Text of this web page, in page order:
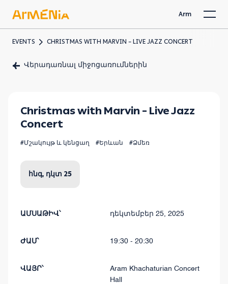
Arm
EVENTS CHRISTMAS WITH MARVIN – LIVE JAZZ CONCERT
Վերադառնալ միջոցառումներին
Christmas with Marvin – Live Jazz
Concert
#Մշակույթ և կենցաղ #Երևան #Ձմեռ
հնգ, դկտ 25
ԱՄՍԱԹԻՎ՝ դեկտեմբեր 25, 2025
ԺԱՄ՝ 19:30 - 20:30
ՎԱՅՐ՝
Aram Khachaturian Concert
Hall